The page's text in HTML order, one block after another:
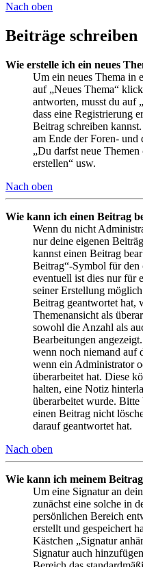
Nach oben
Beiträge schreiben
Wie erstelle ich ein neues
Um ein neues Thema in
auf „Neues Thema“
antworten, musst du auf
dass eine Registrierung
Beitrag schreiben
am Ende der Foren- und
„Du darfst neue
erstellen“ usw.
Nach oben
Wie kann ich einen Beitrag
Wenn du nicht
nur deine eigenen
kannst einen Beitrag
Beitrag“-Symbol für den
eventuell ist dies nur für
seiner Erstellung
Beitrag geantwortet hat,
Themenansicht als
sowohl die Anzahl als
Bearbeitungen
wenn noch niemand auf
wenn ein Administrator
überarbeitet hat. Diese
halten, eine Notiz
überarbeitet wurde. Bitte
einen Beitrag nicht
darauf geantwortet hat.
Nach oben
Wie kann ich meinem
Um eine Signatur an
zunächst eine solche in
persönlichen Bereich
erstellt und gespeichert
Kästchen „Signatur
Signatur auch